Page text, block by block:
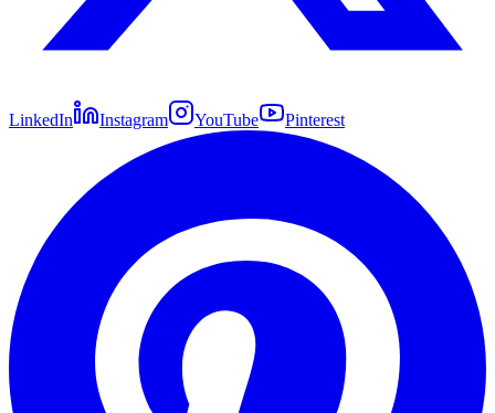
LinkedIn Instagram YouTube Pinterest